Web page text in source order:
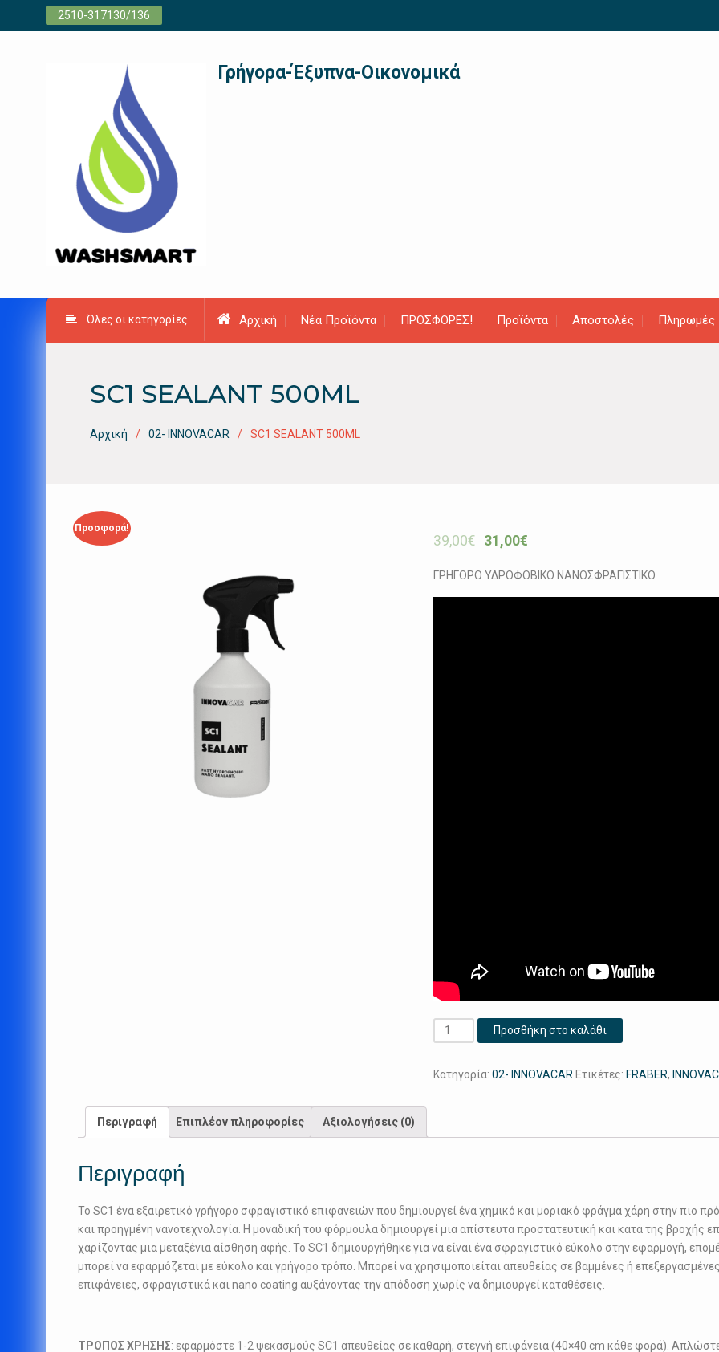
Προχωρήστε
2510-317130/136
Γρήγορα-Έξυπνα-Οικονομικά
Όλες οι κατηγορίες Αρχική Νέα Προϊόντα ΠΡΟΣΦΟΡΕΣ! Προϊόντα Αποστολές Πληρωμές
SC1 SEALANT 500ML
Αρχική 02- INNOVACAR SC1 SEALANT 500ML
Προσφορά!
39,00€ 31,00€
ΓΡΗΓΟΡΟ ΥΔΡΟΦΟΒΙΚΟ ΝΑΝΟΣΦΡΑΓΙΣΤΙΚΟ
SC1
SEALANT
ποσότητα
Προσθήκη στο καλάθι
Κατηγορία:02- INNOVACAR Ετικέτες: FRABER,
Περιγραφή Επιπλέον πληροφορίες Αξιολογήσεις (0)
Περιγραφή
Το SC1 ένα εξαιρετικό γρήγορο σφραγιστικό επιφανειών που δημιουργεί ένα χημικό και μοριακό φράγμα χάρη στην πιο
και προηγμένη νανοτεχνολογία. Η μοναδική του φόρμουλα δημιουργεί μια απίστευτα προστατευτική και κατά της βροχής
χαρίζοντας μια μεταξένια αίσθηση αφής. Το SC1 δημιουργήθηκε για να είναι ένα σφραγιστικό εύκολο στην εφαρμογή,
μπορεί να εφαρμόζεται με εύκολο και γρήγορο τρόπο. Μπορεί να χρησιμοποιείται απευθείας σε βαμμένες ή
επιφάνειες, σφραγιστικά και nano coating αυξάνοντας την απόδοση χωρίς να δημιουργεί καταθέσεις.
ΤΡΟΠΟΣ ΧΡΗΣΗΣ: εφαρμόστε 1-2 ψεκασμούς SC1 απευθείας σε καθαρή, στεγνή επιφάνεια (40×40 cm κάθε φορά).